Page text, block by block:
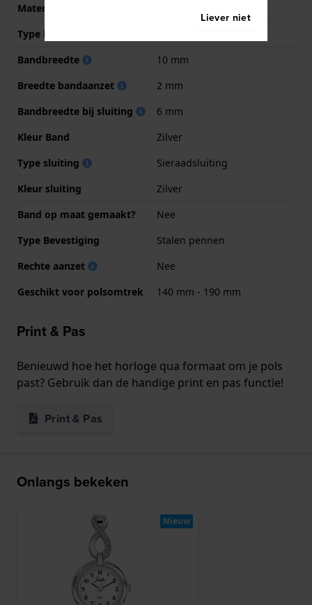
Materiaal Band
Type band
Bandbreedte
10 mm
Breedte bandaanzet
2 mm
Bandbreedte bij sluiting
6 mm
Kleur Band
Zilver
Type sluiting
Sieraadsluiting
Kleur sluiting
Zilver
Band op maat gemaakt?
Nee
Type Bevestiging
Stalen pennen
Rechte aanzet
Nee
Geschikt voor polsomtrek
140 mm - 190 mm
Print & Pas
Benieuwd hoe het horloge qua formaat om je pols
past? Gebruik dan de handige print en pas functie!
Print & Pas
Onlangs bekeken
Nieuw
Liever niet